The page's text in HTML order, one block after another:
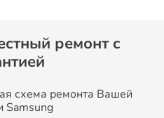
ремонт c
схема ремонта Вашей
Samsung